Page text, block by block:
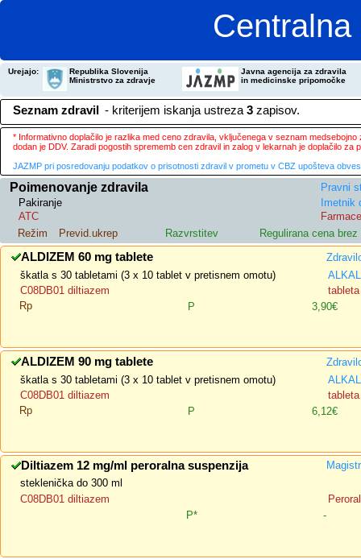
Urejajo:
Republika Slovenija
Ministrstvo za zdravje
Javna agencija za zdravila
in medicinske pripomočke
Seznam zdravil - kriterijem iskanja ustreza 3 zapisov.
* Informativno doplačilo je razlika med ceno zdravila, vključenega v seznam
dodan je DDV. Zaradi pogostih sprememb cen zdravil in zalog v lekarnah je doplačilo
JAZMP pri posredovanju podatkov o prisotnosti zdravil v prometu v CBZ upošteva
Poimenovanje zdravila
Pravni
Pakiranje
Imetnik
ATC
Režim
Previd.ukrep Razvrstitev Regulirana cena brez
ALDIZEM 60 mg tablete
škatla s 30 tabletami (3 x 10 tablet v pretisnem omotu)
C08DB01 diltiazem
tableta
Rp
P 3,90€
ALDIZEM 90 mg tablete
škatla s 30 tabletami (3 x 10 tablet v pretisnem omotu)
C08DB01 diltiazem
tableta
Rp
P 6,12€
Diltiazem 12 mg/ml peroralna suspenzija
steklenička do 300 ml
C08DB01 diltiazem
P*
-